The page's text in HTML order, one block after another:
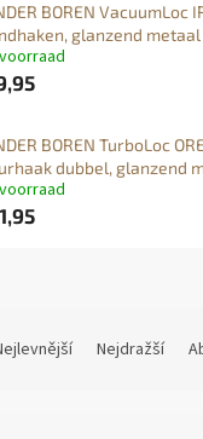
BOREN VacuumLoc
glanzend metaal
BOREN TurboLoc
dubbel, glanzend
Nejdražší